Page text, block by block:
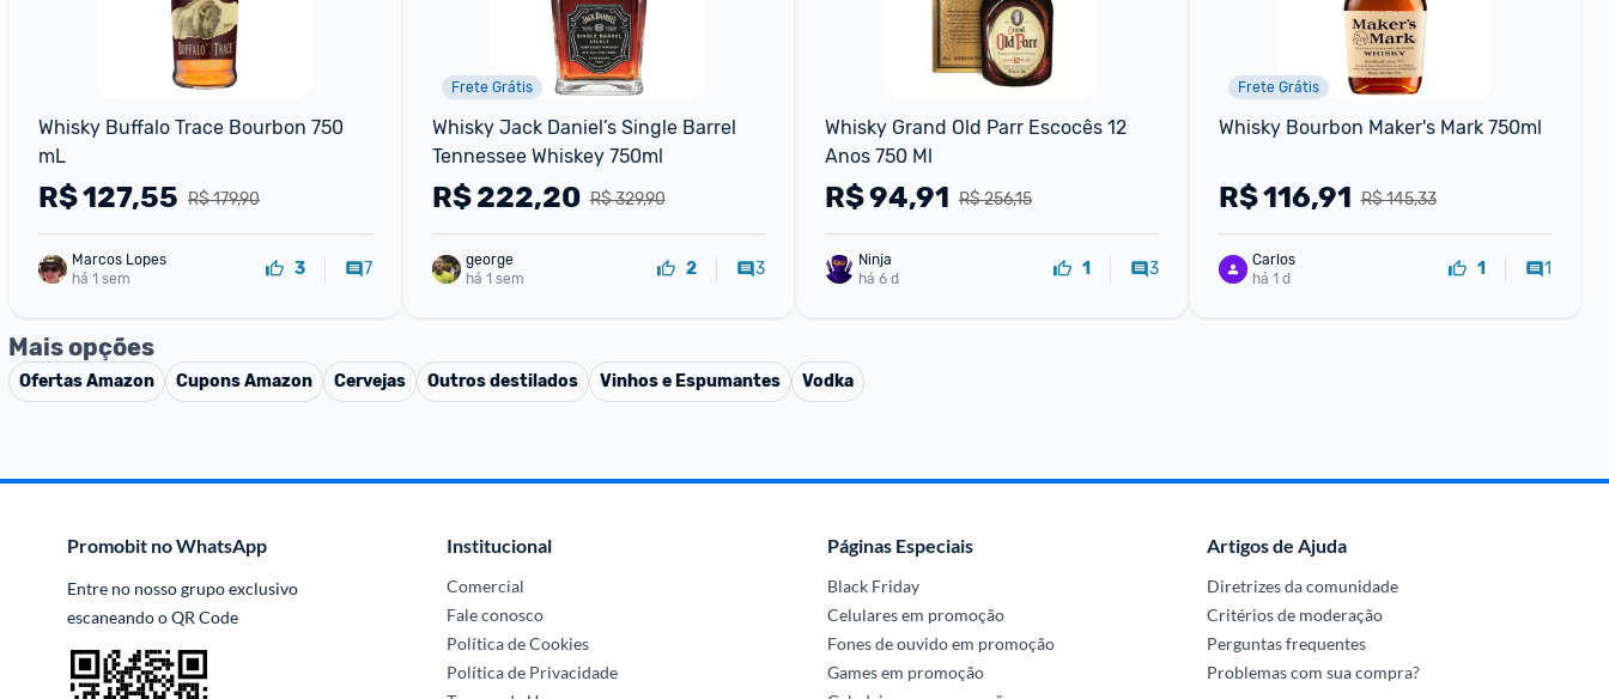
Whisky Buffalo Trace Bourbon 750
mL
R$ 179,90
R$127,55
Marcos Lopes
há 1 sem
3 7
Frete Grátis
Whisky Jack Daniel’s Single Barrel
Tennessee Whiskey 750ml
R$ 329,90
R$222,20
george
há 1 sem
2 3
Whisky Grand Old Parr Escocês 12
Anos 750 Ml
R$ 256,15
R$94,91
há 6 d
1 3
Frete Grátis
Whisky Bourbon Maker's Mark 750ml
R$ 145,33
R$116,91
Carlos
há 1 d
1 1
Mais opções
OfertasAmazon CuponsAmazon Cervejas Outros destilados Vinhos e Espumantes Vodka
Promobit no WhatsApp
Entre no nosso grupo exclusivo
escaneando o QR Code
Institucional
Comercial
Fale conosco
Política de Cookies
Política de Privacidade
Páginas Especiais
Black Friday
Celulares em promoção
Fones de ouvido em promoção
Games em promoção
Artigos de Ajuda
Diretrizes da comunidade
Critérios de moderação
Perguntas frequentes
Problemas com sua compra?